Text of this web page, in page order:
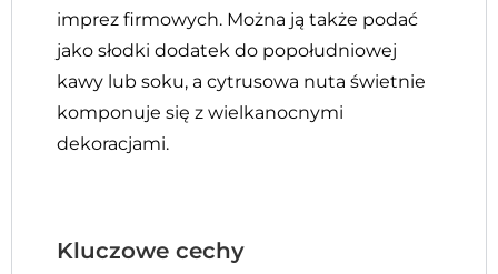
imprez firmowych. Można ją także podać
jako słodki dodatek do popołudniowej
kawy lub soku, a cytrusowa nuta świetnie
komponuje się z wielkanocnymi
dekoracjami.
Kluczowe cechy